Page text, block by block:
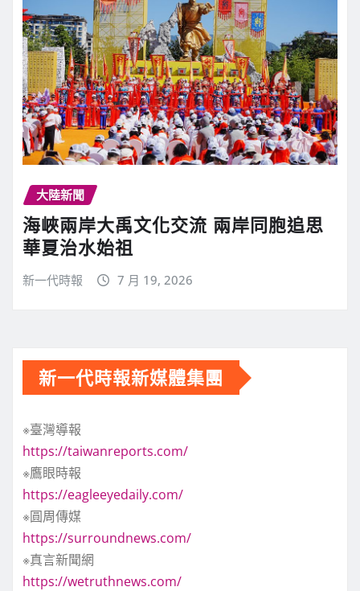
大陸新聞
海峽兩岸大禹文化交流 兩岸同胞追思
華夏治水始祖
新一代時報 7 月 19, 2026
新一代時報新媒體集團
※臺灣導報
https://taiwanreports.com/
※鷹眼時報
https://eagleeyedaily.com/
※圓周傳媒
https://surroundnews.com/
※真言新聞網
https://wetruthnews.com/